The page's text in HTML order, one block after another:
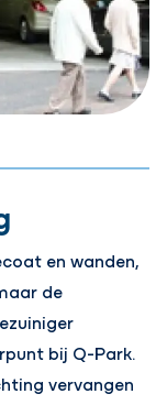
en wanden,
de
bij Q-Park.
vervangen